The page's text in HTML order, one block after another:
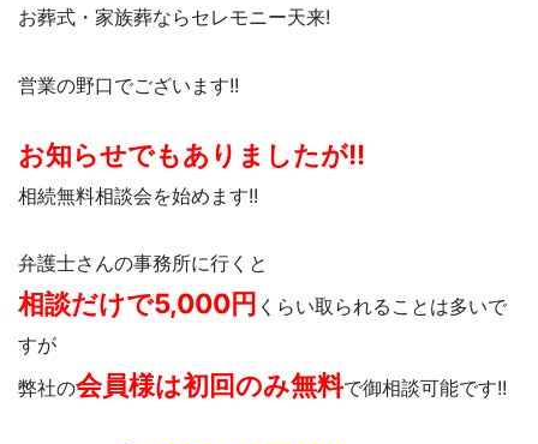
お葬式・家族葬ならセレモニー天来!
営業の野口でございます!!
お知らせでもありましたが!!
相続無料相談会を始めます!!
弁護士さんの事務所に行くと
相談だけで5,000円 くらい取られることは多いで
すが
弊社の会員様は初回のみ無料で御相談可能です!!